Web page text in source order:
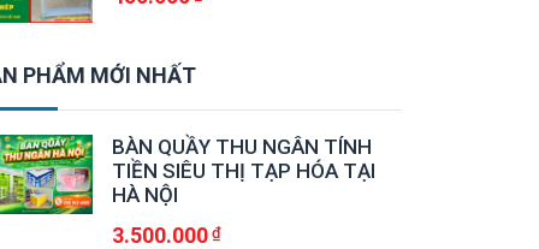
PHẨM MỚI NHẤT
BÀN QUẦY THU NGÂN TÍNH
TIỀN SIÊU THỊ TẠP HÓA TẠI
HÀ NỘI
3.500.000